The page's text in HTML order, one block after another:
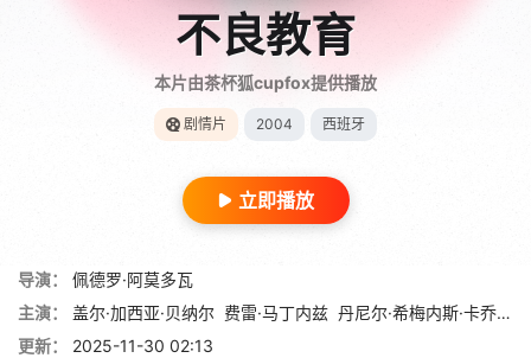
不良教育
本片由茶杯狐cupfox提供播放
剧情片 2004 西班牙
立即播放
导演：
佩德罗·阿莫多瓦
主演：
盖尔·加西亚·贝纳尔 费雷·马丁内兹 丹尼尔·希梅内斯·卡乔 路
更新：
2025-11-30 02:13